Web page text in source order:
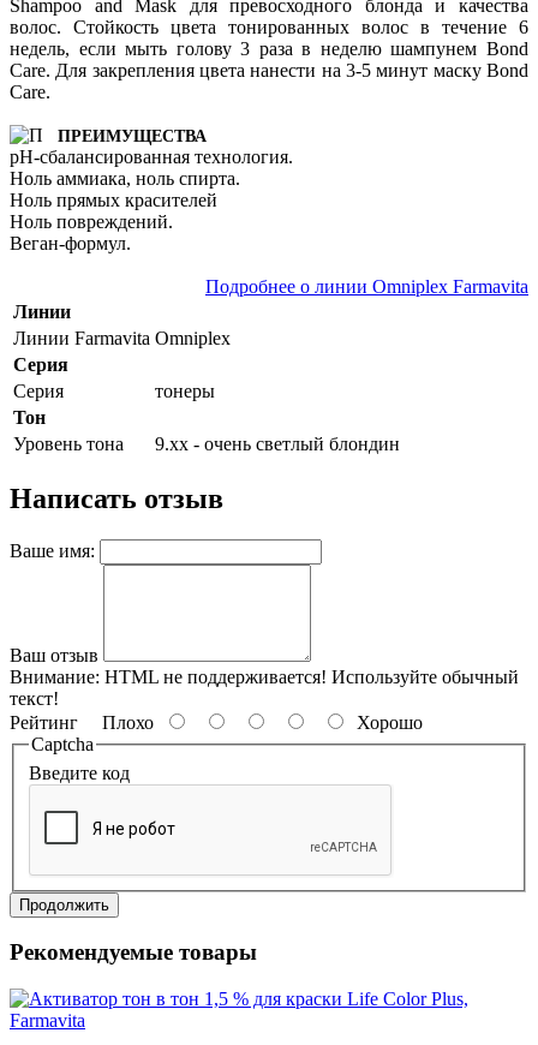
Shampoo and Mask для превосходного блонда и качества
волос. Стойкость цвета тонированных волос в течение 6
недель, если мыть голову 3 раза в неделю шампунем Bond
Care. Для закрепления цвета нанести на 3-5 минут маску Bond
Care.
ПРЕИМУЩЕСТВА
pH-сбалансированная технология.
Ноль аммиака, ноль спирта.
Ноль прямых красителей
Ноль повреждений.
Веган-формул.
Подробнее о линии Omniplex Farmavita
Линии
Линии Farmavita Omniplex
Серия
Серия
тонеры
Тон
Уровень тона
9.хх - очень светлый блондин
Написать отзыв
Ваше имя:
Ваш отзыв
Внимание: HTML не поддерживается! Используйте обычный
текст!
Рейтинг Плохо
Хорошо
Captcha
Введите код
Продолжить
Рекомендуемые товары